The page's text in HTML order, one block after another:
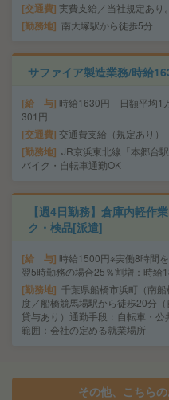
交通費 実費支給／当社規定あり。
勤務地 南大塚駅から徒歩5分
サファイア製造業務/時給
給 与 時給1630円 日額平均1
301円
交通費 交通費支給（規定あり）
勤務地 JR京浜東北線「本郷台
バイク・自転車通勤OK
【週4日勤務】倉庫内軽
ク・検品[派遣]
給 与 時給1500円※実働8時間
翌5時勤務の場合25％割増：時給
勤務地 千葉県船橋市浜町（南
度／船橋競馬場駅から徒歩20分
貸与あり）通勤手段：自転車・
範囲：会社の定める就業場所
その他、こちら